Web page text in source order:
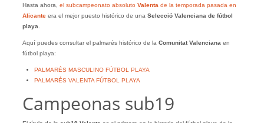
Hasta ahora, el subcampeonato absoluto Valenta de la temporada pasada en
Alicanteera el mejor puesto histórico de una Selecció Valenciana de fútbol
playa
Aquí puedes consultar el palmarés histórico de la Comunitat Valenciana en
fútbol playa:
PALMARÉS MASCULINO FÚTBOL PLAYA
PALMARÉS VALENTA FÚTBOL PLAYA
Campeonas sub19